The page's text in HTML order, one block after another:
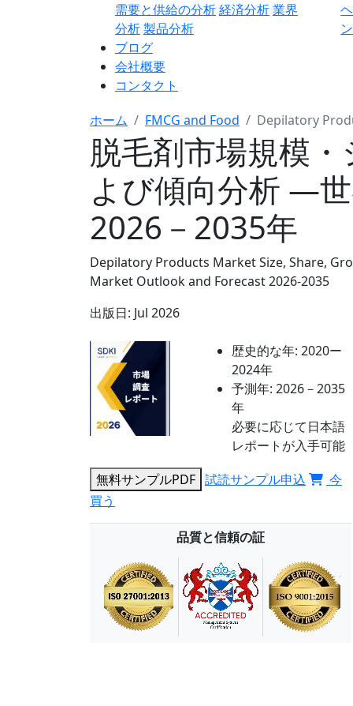
需要と供給の分析経済分析業界
分析製品分析
ブログ
会社概要
コンタクト
ホーム
FMCG and Food Depilatory
脱毛剤市場規模
よび傾向分析 ―
2026－2035年
Depilatory Products Market Size, Share,
Market Outlook and Forecast 2026-2035
出版日: Jul 2026
歴史的な年: 2020ー
2024年
予測年: 2026－2035
年
必要に応じて日本語
レポートが入手可能
無料サンプルPDF 試読サンプル申込
今
買う
品質と信頼の証